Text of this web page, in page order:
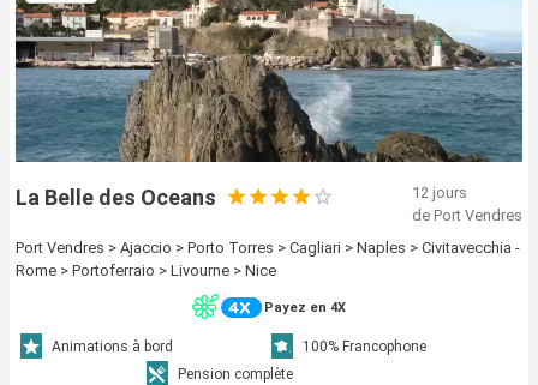
La Belle des Oceans
12 jours
de Port Vendres
Port Vendres > Ajaccio > Porto Torres > Cagliari > Naples > Civitavecchia -
Rome > Portoferraio > Livourne > Nice
Payez en 4X
Animations à bord
100% Francophone
Pension complète